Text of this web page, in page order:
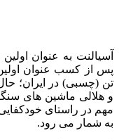
آسیالنت به عنوان
تن (چسبی) در ایران؛
و هلالی ماشین های
مهم در راستای
به شمار می رود.